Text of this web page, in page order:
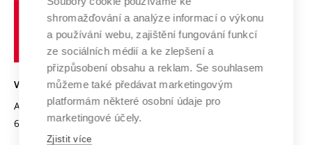
Výzkumné infrastruktury
Transfer znalostí
Open Science
Projekty
Projekty ze strukturálních fondů
Specifický výzkum
Služby univerzity
Mezinárodní dohody
Univerzitní sítě
Udržitelná univerzita
Podnikavá univerzita / ContriBUTe
Bezpečná univerzita
Vyznamenání
Organizační struktura
učení
technické
VYSOKÉ UČENÍ TECHNICKÉ V BRNĚ
Antonínská 548/1
602 00 Brno
www.vut.cz
vut@vutbr.cz
shromažďování a analýze informací o výkonu
a používání webu, zajištění fungování funkcí
ze sociálních médií a ke zlepšení a
přizpůsobení obsahu a reklam. Se souhlasem
můžeme také předávat marketingovým
platformám některé osobní údaje pro
marketingové účely.
Zjistit více